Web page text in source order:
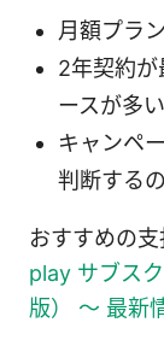
月額プラ
2年契約
ースが多い
キャンペ
判断する
おすすめの
play サブス
版） 〜 最新